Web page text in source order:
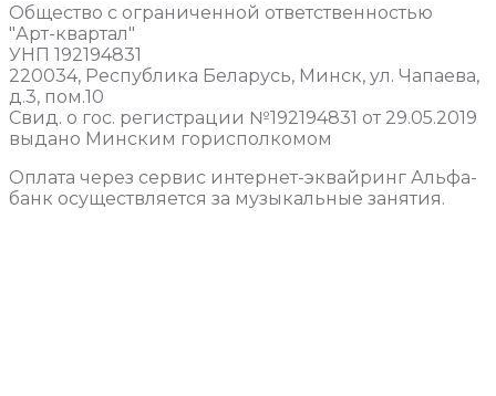
Общество с ограниченной ответственностью
"Арт-квартал"
УНП 192194831
220034, Республика Беларусь, Минск, ул. Чапаева,
д.3, пом.10
Свид. о гос. регистрации №192194831 от 29.05.2019
выдано Минским горисполкомом
Оплата через сервис интернет-эквайринг Альфа-
банк осуществляется за музыкальные занятия.